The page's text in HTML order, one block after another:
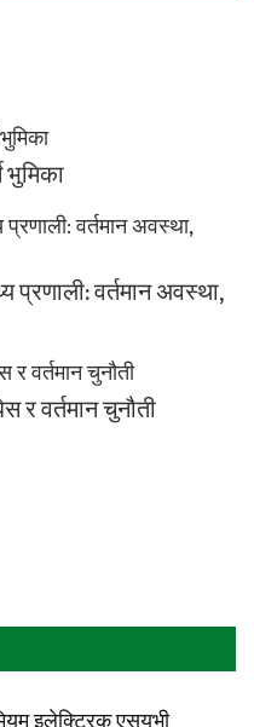
भुमिका
प्रणाली: वर्तमान अवस्था,
र वर्तमान चुनौती